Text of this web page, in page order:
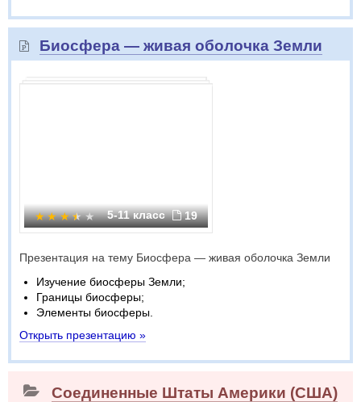
Биосфера — живая оболочка Земли
5-11 класс 19
Презентация на тему Биосфера — живая оболочка Земли
Изучение биосферы Земли;
Границы биосферы;
Элементы биосферы.
Открыть презентацию »
Соединенные Штаты Америки (США)